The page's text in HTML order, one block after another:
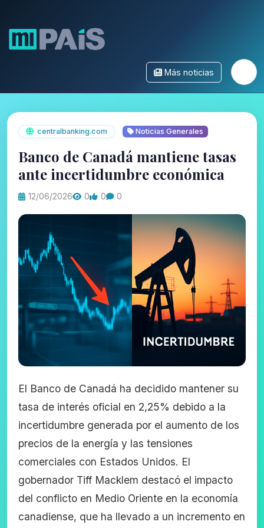
Más noticias
centralbanking.com Noticias Generales
Banco de Canadá mantiene tasas
ante incertidumbre económica
12/06/2026 0 0 0
El Banco de Canadá ha decidido mantener su
tasa de interés oficial en 2,25% debido a la
incertidumbre generada por el aumento de los
precios de la energía y las tensiones
comerciales con Estados Unidos. El
gobernador Tiff Macklem destacó el impacto
del conflicto en Medio Oriente en la economía
canadiense, que ha llevado a un incremento en